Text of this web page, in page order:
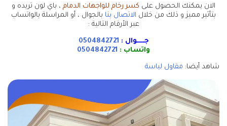
الان يمكنك الحصول على كسر رخام للواجهات الدمام ، باي لون تريده و
بتأثير مميز و ذلك من خلال الاتصال بنا بالجوال ، أو المراسلة بالواتساب
عبر الأرقام التالية :
جـــــوال :
واتساب : 0504842721
شاهد أيضا: مقاول لياسة